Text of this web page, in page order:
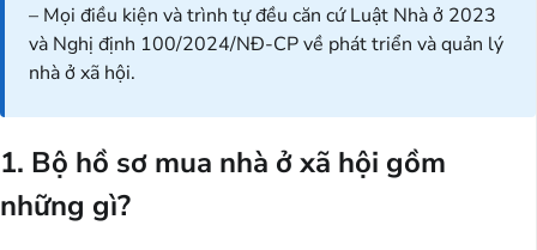
– Mọi điều kiện và trình tự đều căn cứ Luật Nhà ở 2023
và Nghị định 100/2024/NĐ-CP về phát triển và quản lý
nhà ở xã hội.
1. Bộ hồ sơ mua nhà ở xã hội gồm
những gì?